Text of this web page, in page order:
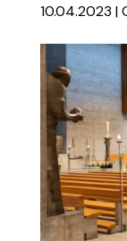
10.04.2023 |